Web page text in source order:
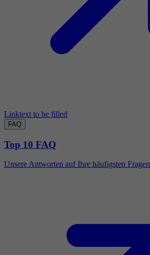
Linktext to be filled
FAQ
Top 10 FAQ
Unsere Antworten auf Ihre häufigsten Fragen